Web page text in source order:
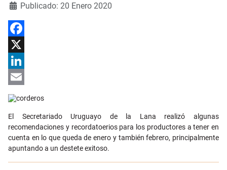
DetallesPublicado: 20 Enero 2020
Facebook
X
LinkedIn
Email
El Secretariado Uruguayo de la Lana realizó algunas
recomendaciones y recordatoerios para los productores a tener en
cuenta en lo que queda de enero y también febrero, principalmente
apuntando a un destete exitoso.